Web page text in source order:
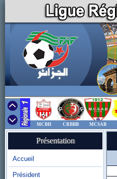
MCBH CRBBB MCSAB
Présentation
Accueil
Président